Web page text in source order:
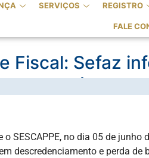
SERVIÇOS REGISTRO
FALE
Fiscal: Sefaz
o SESCAPPE, no dia 05 de
descredenciamento e perda